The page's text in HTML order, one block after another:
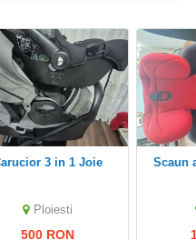
Carucior 3 in 1 Joie
Ploiesti
500 RON